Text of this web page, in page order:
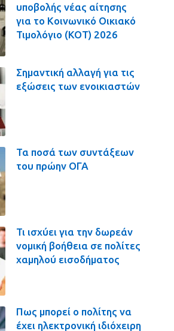
υποβολής νέας αίτησης
για το Κοινωνικό Οικιακό
Τιμολόγιο (ΚΟΤ) 2026
Σημαντική αλλαγή για τις
εξώσεις των ενοικιαστών
Τα ποσά των συντάξεων
του πρώην ΟΓΑ
Τι ισχύει για την δωρεάν
νομική βοήθεια σε πολίτες
χαμηλού εισοδήματος
Πως μπορεί ο πολίτης να
έχει ηλεκτρονική ιδιόχειρη